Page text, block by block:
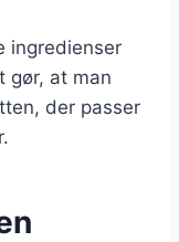
ingredienser
gør, at man
der passer